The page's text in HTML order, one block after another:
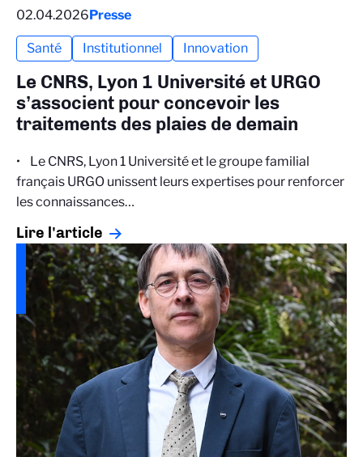
02.04.2026Presse
Santé Institutionnel Innovation
Le CNRS, Lyon 1 Université et URGO
s’associent pour concevoir les
traitements des plaies de demain
• Le CNRS, Lyon 1 Université et le groupe familial
français URGO unissent leurs expertises pour renforcer
les connaissances…
Lire l'article